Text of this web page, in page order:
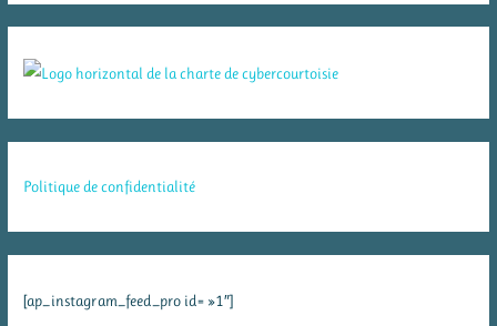
Politique de confidentialité
[ap_instagram_feed_pro id= »1″]